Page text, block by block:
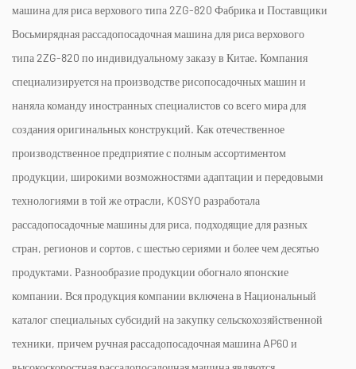
машина для риса верхового типа 2ZG-820 Фабрикаи Поставщики
Восьмирядная рассадопосадочная машина для риса верхового
типа 2ZG-820 по индивидуальному заказув Китае. Компания
специализируется на производстве рисопосадочных машин и
наняла команду иностранных специалистов со всего мира для
создания оригинальных конструкций. Как отечественное
производственное предприятие с полным ассортиментом
продукции, широкими возможностями адаптации и передовыми
технологиями в той же отрасли, KOSYO разработала
рассадопосадочные машины для риса, подходящие для разных
стран, регионов и сортов, с шестью сериями и более чем десятью
продуктами. Разнообразие продукции обогнало японские
компании. Вся продукция компании включена в Национальный
каталог специальных субсидий на закупку сельскохозяйственной
техники, причем ручная рассадопосадочная машина AP60 и